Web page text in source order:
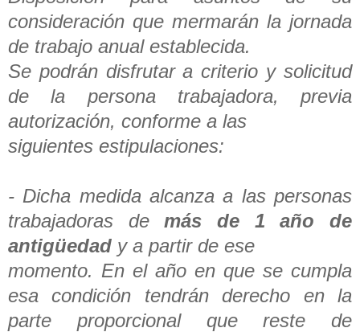
consideración que mermarán la jornada
de trabajo anual establecida.
Se podrán disfrutar a criterio y solicitud
de la persona trabajadora, previa
autorización, conforme a las
siguientes estipulaciones:
- Dicha medida alcanza a las personas
trabajadoras demás de 1 año de
antigüedad y a partir de ese
momento. En el año en que se cumpla
esa condición tendrán derecho en la
parte proporcional que reste de